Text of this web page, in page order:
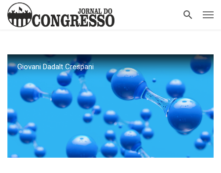
Giovani Dadalt Crespani